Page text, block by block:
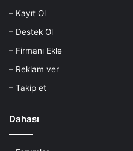
– Kayıt Ol
– Destek Ol
– Firmanı Ekle
– Reklam ver
– Takip et
Dahası